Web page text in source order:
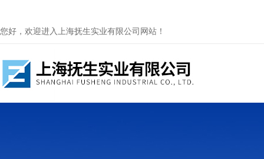
您好，欢迎进入上海抚生实业有限公司网站！